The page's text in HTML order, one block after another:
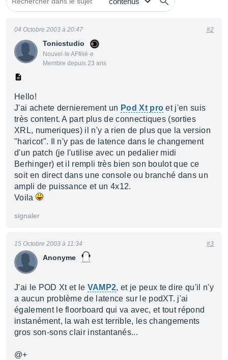
Tonicstudio
Nouvel·le AFfilié·e
Membre depuis 23 ans
04 Octobre 2003 à 20:47 #2
Hello!
J'ai achete dernierement un Pod Xt pro et j'en suis
très content. A part plus de connectiques (sorties
XRL, numeriques) il n'y a rien de plus que la version
"haricot". Il n'y pas de latence dans le changement
d'un patch (je l'utilise avec un pedalier midi
Berhinger) et il rempli très bien son boulot que ce
soit en direct dans une console ou branché dans un
ampli de puissance et un 4x12.
Voila
signaler
Anonyme
15 Octobre 2003 à 11:34 #3
J'ai le POD Xt et le VAMP2, et je peux te dire qu'il n'y
a aucun problème de latence sur le podXT. j'ai
également le floorboard qui va avec, et tout répond
instanément, la wah est terrible, les changements
gros son-sons clair instantanés...
@+